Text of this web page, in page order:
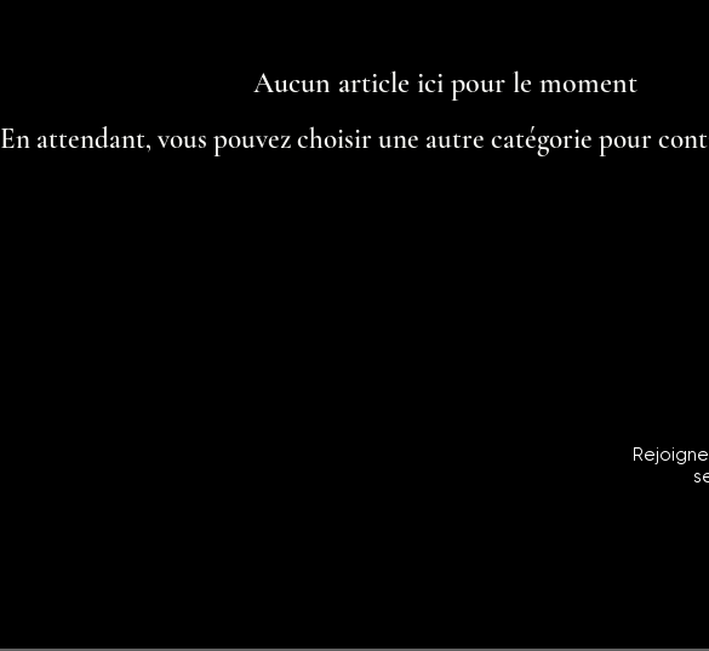
Aucun article ici pour le moment
En attendant, vous pouvez choisir une autre catégorie pour